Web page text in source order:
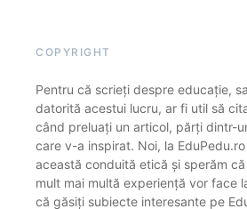
COPYRIGHT
Pentru că scrieți despre educație,
datorită acestui lucru, ar fi util să
când preluați un articol, părți dintr-
care v-a inspirat. Noi, la
această conduită etică și sperăm
mult mai multă experiență vor face
că găsiți subiecte interesante pe